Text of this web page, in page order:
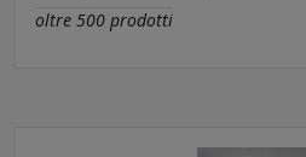
oltre 500 prodotti